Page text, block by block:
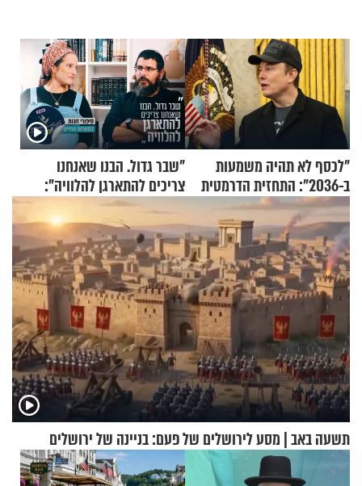
"לכסף לא תהיה משמעות
ב-2036": התחזית הדרמטית
של אילון מאסק על עתיד
הכלכלה
"שבר גדול. הבנו שאנחנו
צריכים להתארגן להלוויה":
זוגיות במבחן, הפעם עם מרים
וגד דנינו
תשעה באב | מסע לירושלים של פעם: בניינה של ירושלים